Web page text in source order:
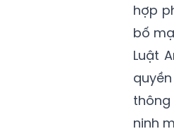
hợp
bố
Luật
ninh